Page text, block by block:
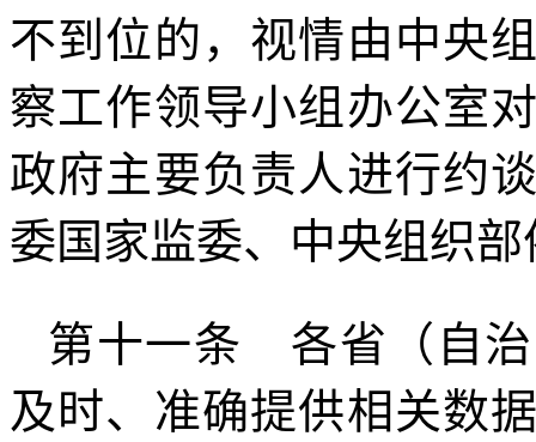
不到位的，视情由中央
察工作领导小组办公室
政府主要负责人进行约
委国家监委、中央组织
第十一条 各省（自治
及时、准确提供相关数